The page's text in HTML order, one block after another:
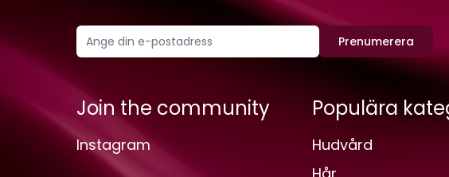
Prenumerera
Join the community
Instagram
Populära
Hudvård